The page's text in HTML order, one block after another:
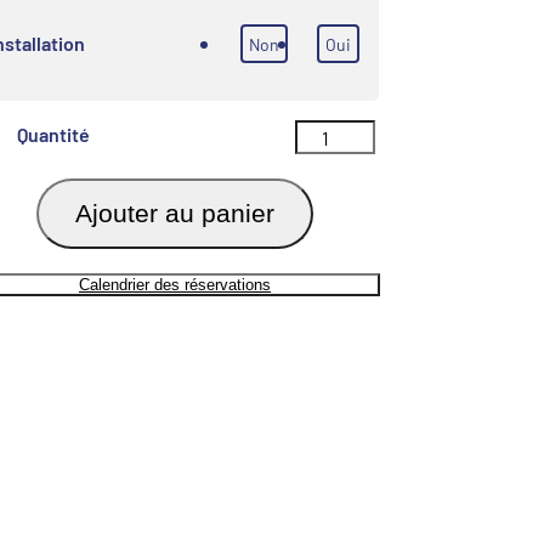
Non Oui
Quantité
Ajouter au panier
Calendrier des réservations